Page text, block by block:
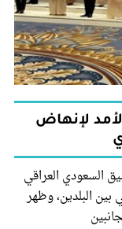
لإنهاض
السعودي العراقي
بين البلدين، وظهر